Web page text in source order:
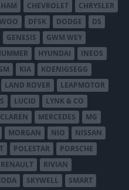
CHEVROLET
CHRYSLER
DFSK DODGE
DS
GENESIS
GWM WEY
HYUNDAI
INEOS
KIA
KOENIGSEGG
LAND ROVER
LEAPMOTOR
LUCID
LYNK & CO
MERCEDES
MG
MORGAN NIO
NISSAN
POLESTAR
PORSCHE
RENAULT
RIVIAN
SKYWELL SMART